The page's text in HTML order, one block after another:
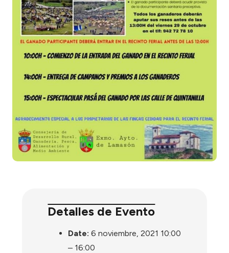
Detalles de Evento
Date: 6 noviembre, 2021 10:00
– 16:00